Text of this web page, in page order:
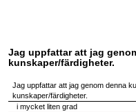
Jag uppfattar att jag
kunskaper/färdigheter.
Jag uppfattar att jag genom denna
kunskaper/färdigheter.
i mycket liten grad